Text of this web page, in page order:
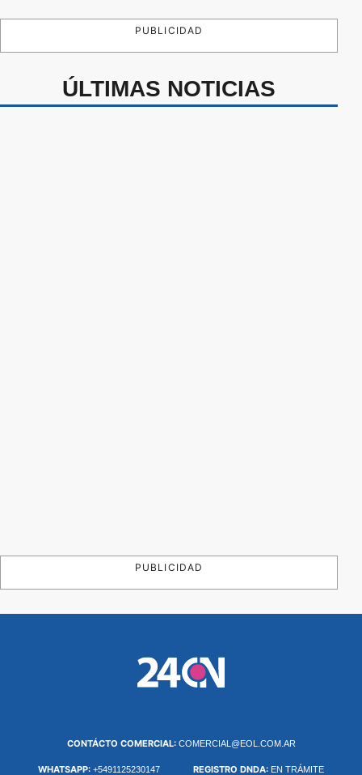
PUBLICIDAD
ÚLTIMAS NOTICIAS
PUBLICIDAD
CONTÁCTO COMERCIAL: COMERCIAL@EOL.COM.AR
WHATSAPP: +5491125230147 REGISTRO DNDA: EN TRÁMITE